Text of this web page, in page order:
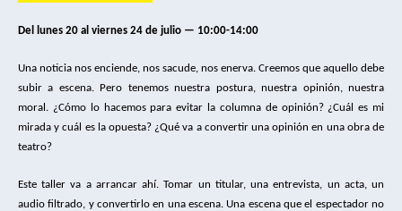
Del lunes 20 al viernes 24 de julio — 10:00-14:00
Una noticia nos enciende, nos sacude, nos enerva. Creemos que aquello debe
subir a escena. Pero tenemos nuestra postura, nuestra opinión, nuestra
moral. ¿Cómo lo hacemos para evitar la columna de opinión? ¿Cuál es mi
mirada y cuál es la opuesta? ¿Qué va a convertir una opinión en una obra de
teatro?
Este taller va a arrancar ahí. Tomar un titular, una entrevista, un acta, un
audio filtrado, y convertirlo en una escena. Una escena que el espectador no